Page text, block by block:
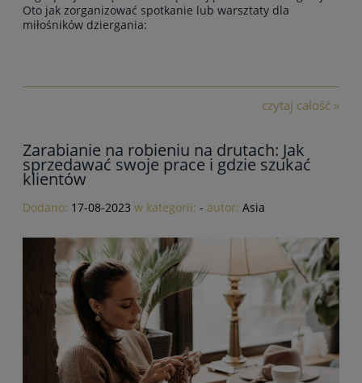
Oto jak zorganizować spotkanie lub warsztaty dla
miłośników dziergania:
czytaj całość »
Zarabianie na robieniu na drutach: Jak
sprzedawać swoje prace i gdzie szukać
klientów
Dodano: 17-08-2023 w kategorii: - autor: Asia